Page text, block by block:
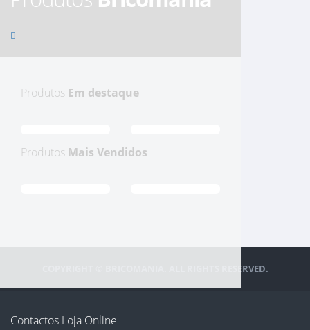
Produtos Em destaque
Produtos Mais Vendidos
COPYRIGHT © BRICOMANIA. ALL RIGHTS RESERVED.
Contactos Loja Online